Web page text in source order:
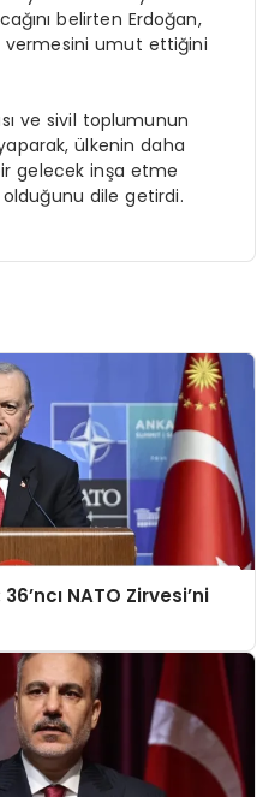
belirten Erdoğan,
vermesini umut ettiğini
ve sivil toplumunun
ülkenin daha
gelecek inşa etme
dile getirdi.
NATO Zirvesi’ni